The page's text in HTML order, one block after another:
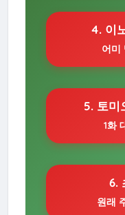
4. 이
어미
5. 토미
1화
6.
원래